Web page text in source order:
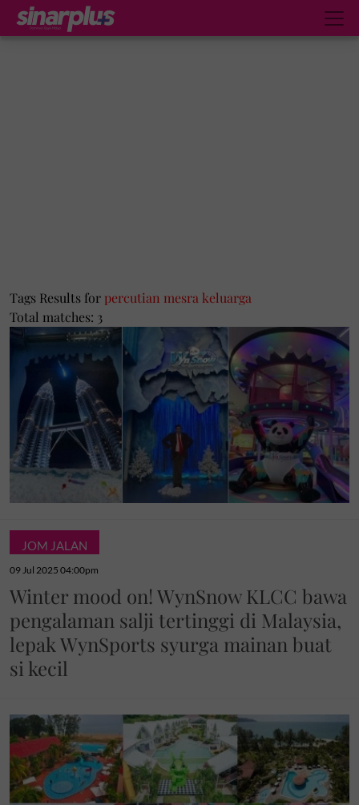
Tags Results for percutian mesra keluarga
Total matches: 3
JOM JALAN
09 Jul 2025 04:00pm
Winter mood on! WynSnow KLCC bawa
pengalaman salji tertinggi di Malaysia,
lepak WynSports syurga mainan buat
si kecil